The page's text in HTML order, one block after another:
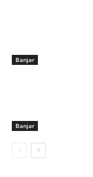
Banjar
Banjar